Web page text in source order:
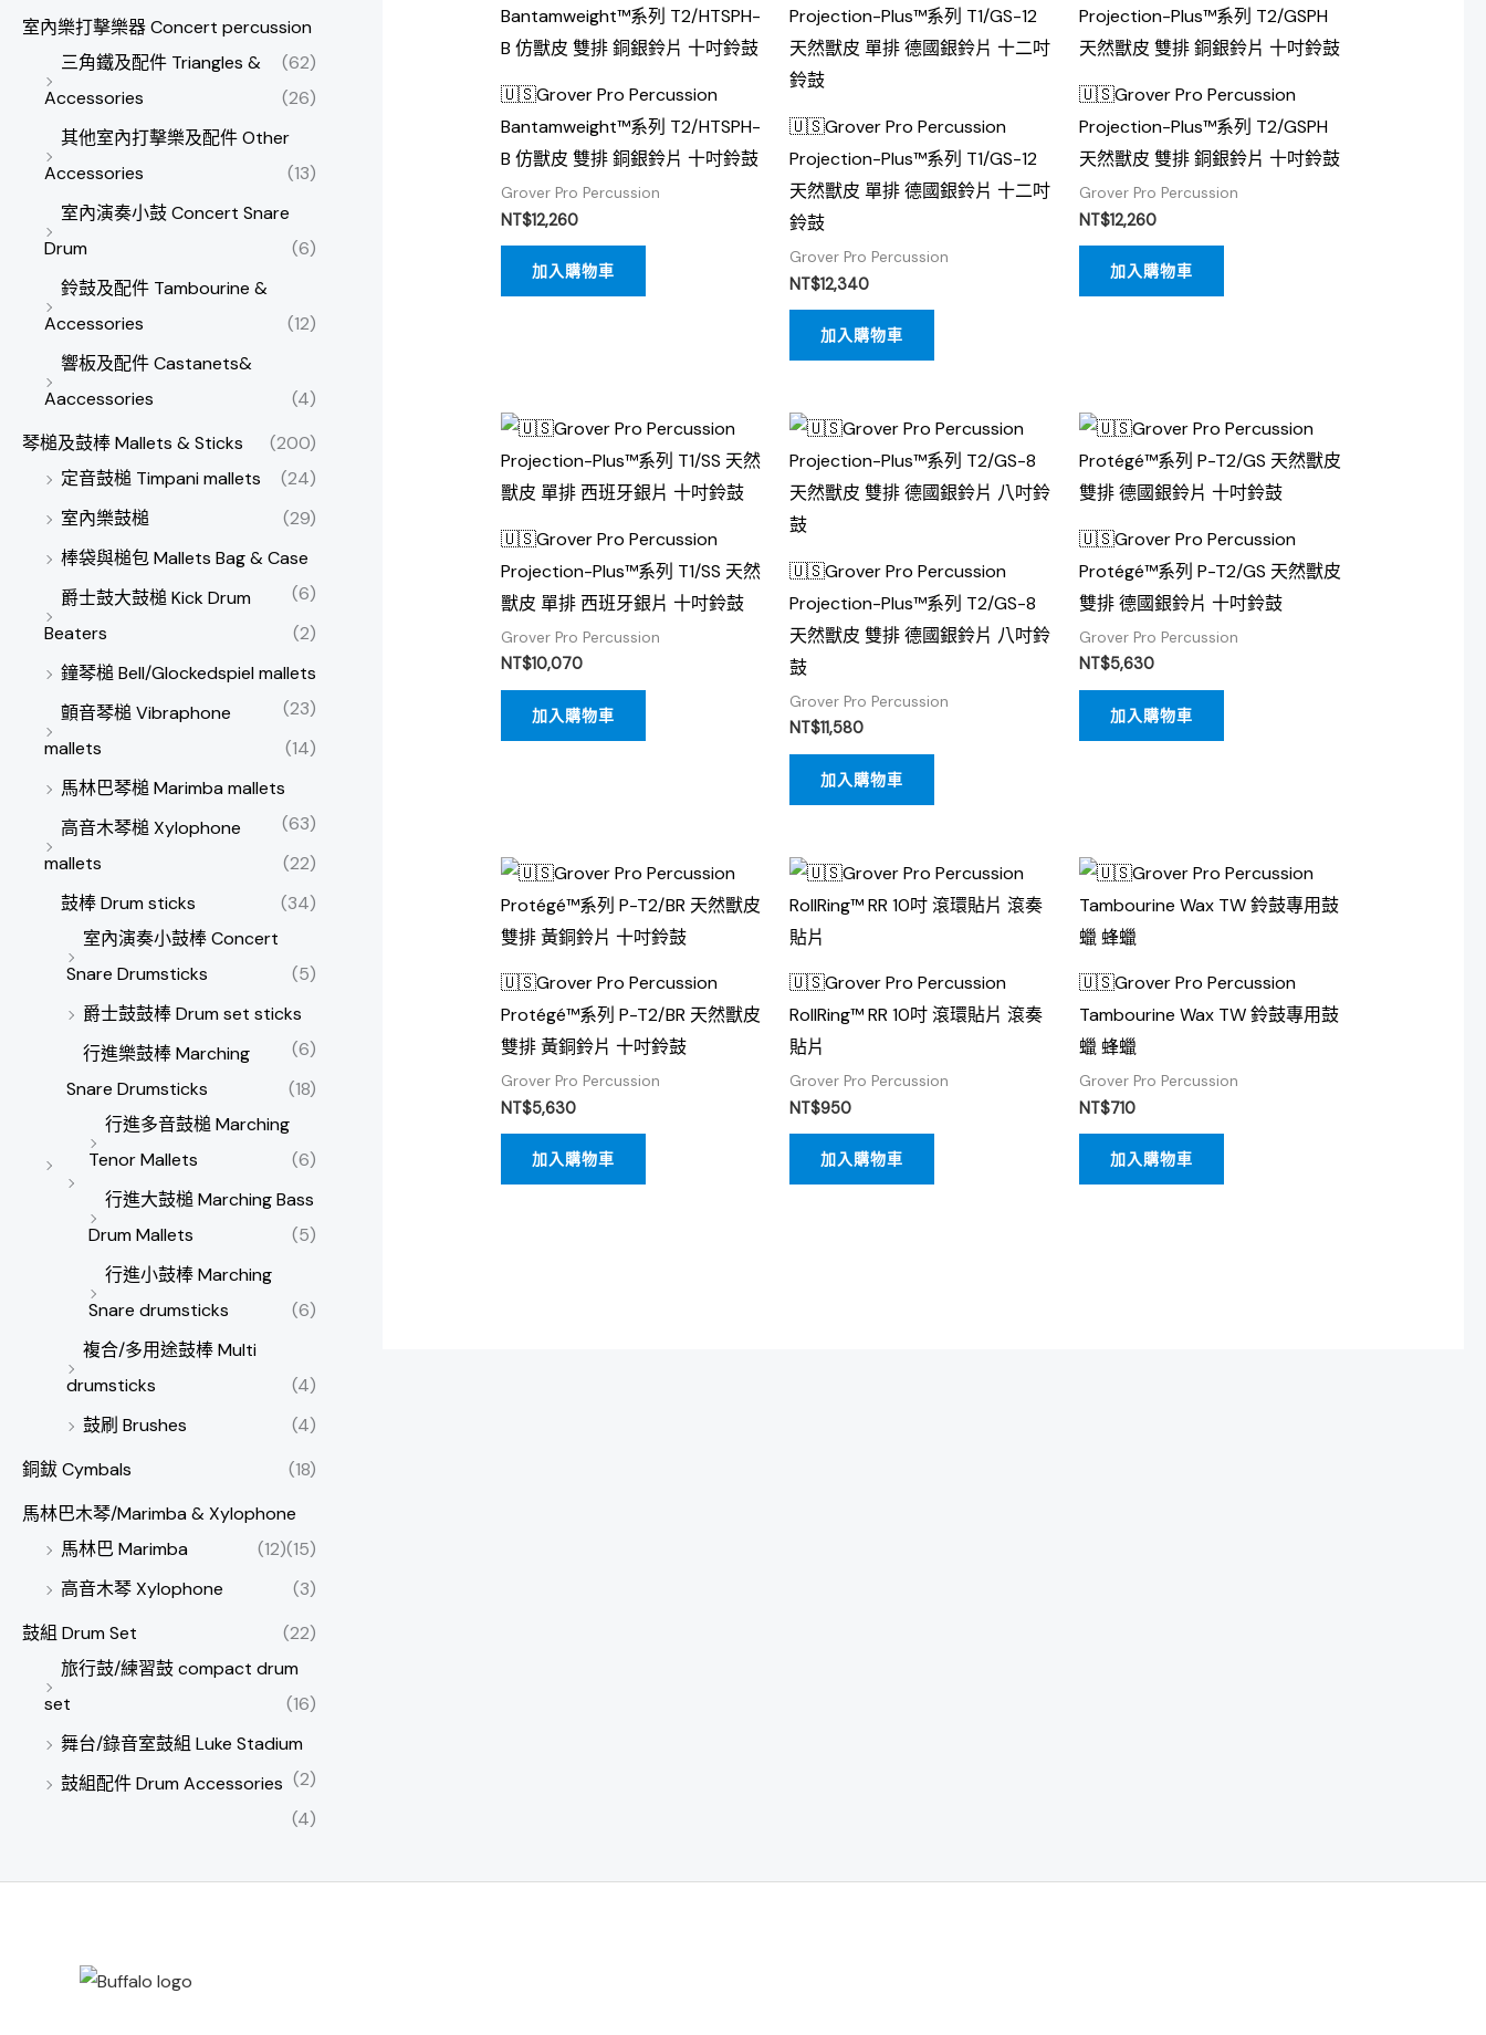
室內樂打擊樂器 Concert percussion
(62)
三角鐵及配件 Triangles &
Accessories
(26)
其他室內打擊樂及配件 Other
Accessories
(13)
室內演奏小鼓 Concert Snare
Drum
(6)
鈴鼓及配件 Tambourine &
Accessories
(12)
響板及配件 Castanets&
Aaccessories
(4)
琴槌及鼓棒 Mallets & Sticks
(200)
定音鼓槌 Timpani mallets
(24)
室內樂鼓槌
(29)
棒袋與槌包 Mallets Bag & Case
(6)
爵士鼓大鼓槌 Kick Drum
Beaters
(2)
鐘琴槌 Bell/Glockedspiel mallets
(23)
顫音琴槌 Vibraphone
mallets
(14)
馬林巴琴槌 Marimba mallets
(63)
高音木琴槌 Xylophone
mallets
(22)
鼓棒 Drum sticks
(34)
室內演奏小鼓棒 Concert
Snare Drumsticks
(5)
爵士鼓鼓棒 Drum set sticks
(6)
行進樂鼓棒 Marching
Snare Drumsticks
(18)
行進多音鼓槌 Marching
Tenor Mallets
(6)
行進大鼓槌 Marching Bass
Drum Mallets
(5)
行進小鼓棒 Marching
Snare drumsticks
(6)
複合/多用途鼓棒 Multi
drumsticks
(4)
鼓刷 Brushes
(4)
銅鈸 Cymbals
(18)
馬林巴木琴/Marimba & Xylophone
(15)
馬林巴 Marimba
(12)
高音木琴 Xylophone
(3)
鼓組 Drum Set
(22)
旅行鼓/練習鼓 compact drum
set
(16)
舞台/錄音室鼓組 Luke Stadium
(2)
鼓組配件 Drum Accessories
(4)
🇺🇸Grover Pro Percussion
Bantamweight™系列 T2/HTSPH-
B 仿獸皮 雙排 銅銀鈴片 十吋鈴鼓
Grover Pro Percussion
NT$12,260
加入購物車
🇺🇸Grover Pro Percussion
Projection-Plus™系列 T1/GS-12
天然獸皮 單排 德國銀鈴片 十二吋
鈴鼓
Grover Pro Percussion
NT$12,340
加入購物車
🇺🇸Grover Pro Percussion
Projection-Plus™系列 T2/GSPH
天然獸皮 雙排 銅銀鈴片 十吋鈴鼓
Grover Pro Percussion
NT$12,260
加入購物車
🇺🇸Grover Pro Percussion
Projection-Plus™系列 T1/SS 天然
獸皮 單排 西班牙銀片 十吋鈴鼓
Grover Pro Percussion
NT$10,070
加入購物車
🇺🇸Grover Pro Percussion
Projection-Plus™系列 T2/GS-8
天然獸皮 雙排 德國銀鈴片 八吋鈴
鼓
Grover Pro Percussion
NT$11,580
加入購物車
🇺🇸Grover Pro Percussion
Protégé™系列 P-T2/GS 天然獸皮
雙排 德國銀鈴片 十吋鈴鼓
Grover Pro Percussion
NT$5,630
加入購物車
🇺🇸Grover Pro Percussion
Protégé™系列 P-T2/BR 天然獸皮
雙排 黃銅鈴片 十吋鈴鼓
Grover Pro Percussion
NT$5,630
加入購物車
🇺🇸Grover Pro Percussion
RollRing™ RR 10吋 滾環貼片 滾奏
貼片
Grover Pro Percussion
NT$950
加入購物車
🇺🇸Grover Pro Percussion
Tambourine Wax TW 鈴鼓專用鼓
蠟 蜂蠟
Grover Pro Percussion
NT$710
加入購物車